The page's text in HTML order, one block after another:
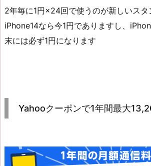
2年毎に1円×24回で使うのが新しいスタ
iPhone14なら今1円でありますし、
末には必ず1円になります
Yahooクーポンで1年間最大